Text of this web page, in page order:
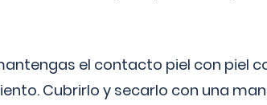
el contacto piel con piel
Cubrirlo y secarlo con una